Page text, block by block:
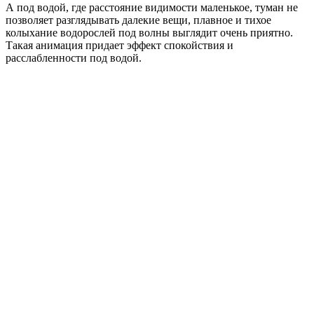
А под водой, где расстояние видимости маленькое, туман не
позволяет разглядывать далекие вещи, плавное и тихое
колыхание водорослей под волны выглядит очень приятно.
Такая анимация придает эффект спокойствия и
расслабленности под водой.